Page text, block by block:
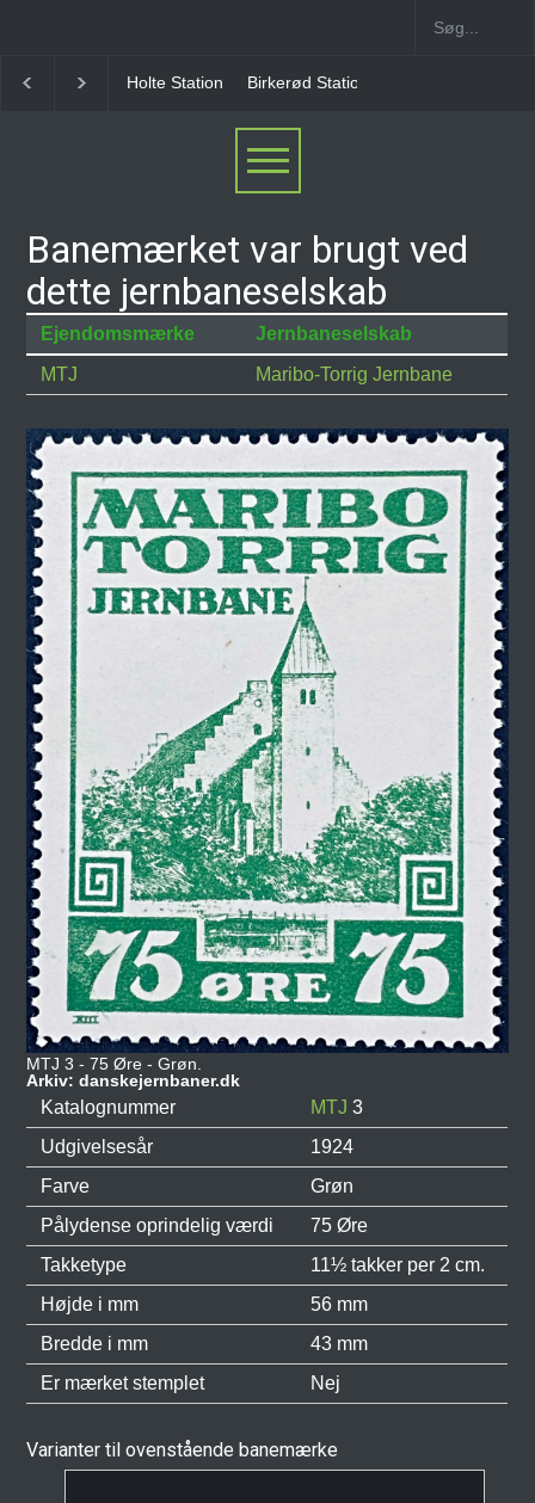
Holte Station Birkerød Station
Banemærket var brugt ved
dette jernbaneselskab
Ejendomsmærke
Jernbaneselskab
MTJ
Maribo-Torrig Jernbane
MTJ 3 - 75 Øre - Grøn.
Arkiv: danskejernbaner.dk
Katalognummer MTJ 3
Udgivelsesår
1924
Farve
Grøn
Pålydense oprindelig værdi
75 Øre
Takketype
11½ takker per 2 cm.
Højde i mm
56 mm
Bredde i mm
43 mm
Er mærket stemplet
Nej
Varianter til ovenstående banemærke